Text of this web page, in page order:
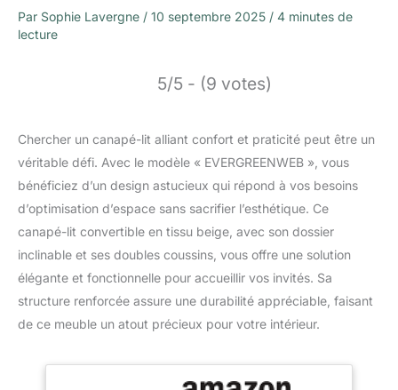
Par Sophie Lavergne / 10 septembre 2025 / 4 minutes de
lecture
5/5 - (9 votes)
Chercher un canapé-lit alliant confort et praticité peut être un
véritable défi. Avec le modèle « EVERGREENWEB », vous
bénéficiez d’un design astucieux qui répond à vos besoins
d’optimisation d’espace sans sacrifier l’esthétique. Ce
canapé-lit convertible en tissu beige, avec son dossier
inclinable et ses doubles coussins, vous offre une solution
élégante et fonctionnelle pour accueillir vos invités. Sa
structure renforcée assure une durabilité appréciable, faisant
de ce meuble un atout précieux pour votre intérieur.